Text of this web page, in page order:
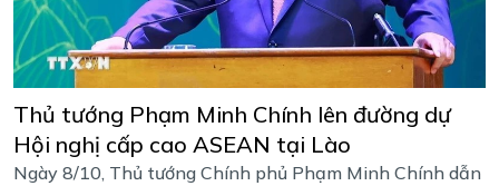
Thủ tướng Phạm Minh Chính lên đường dự
Hội nghị cấp cao ASEAN tại Lào
Ngày 8/10, Thủ tướng Chính phủ Phạm Minh Chính dẫn